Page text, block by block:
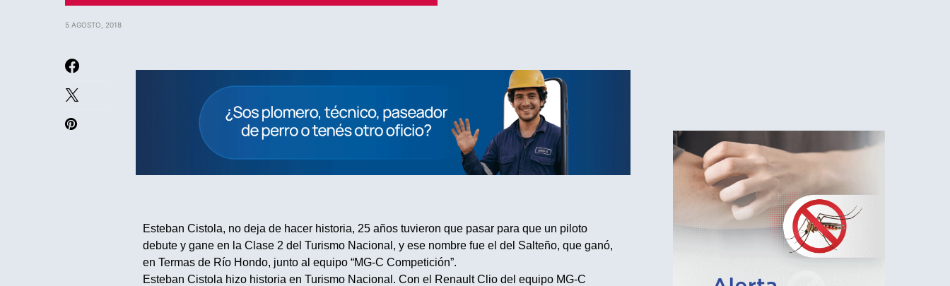
5 AGOSTO, 2018
Esteban Cistola, no deja de hacer historia, 25 años tuvieron que pasar para que un piloto
debute y gane en la Clase 2 del Turismo Nacional, y ese nombre fue el del Salteño, que ganó,
en Termas de Río Hondo, junto al equipo “MG-C Competición”.
Esteban Cistola hizo historia en Turismo Nacional. Con el Renault Clio del equipo MG-C